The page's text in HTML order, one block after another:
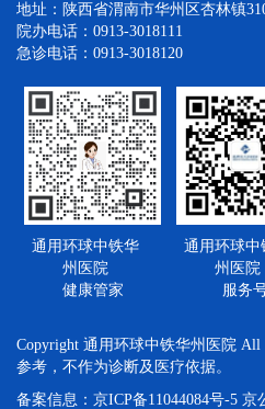
地址：陕西省渭南市华州区杏林镇
院办电话：0913-3018111
急诊电话：0913-3018120
通用环球中铁华
州医院
健康管家
通用环球中
州医院
服务
Copyright 通用环球中铁华州医院 All
参考，不作为诊断及医疗依据。
备案信息：京ICP备11044084号-5 京